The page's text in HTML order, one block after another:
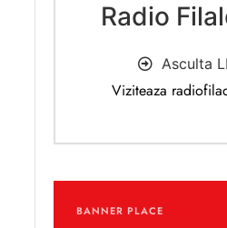
Radio
Asculta
Viziteaza
BANNER PLACE